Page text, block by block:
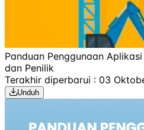
Panduan Penggunaan Aplikasi
dan Penilik
Terakhir diperbarui : 03
Unduh